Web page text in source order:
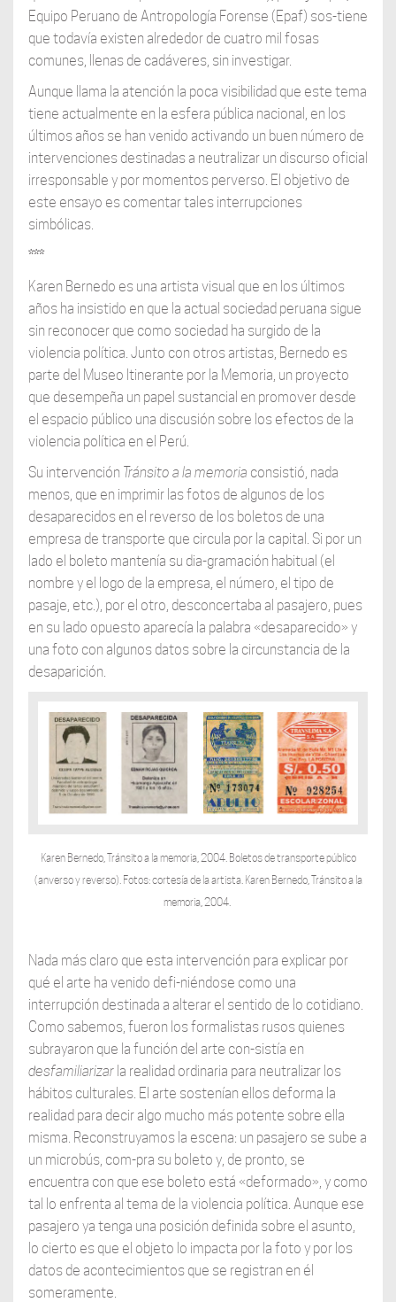
Equipo Peruano de Antropología Forense (Epaf) sos-tiene
que todavía existen alrededor de cuatro mil fosas
comunes, llenas de cadáveres, sin investigar.
Aunque llama la atención la poca visibilidad que este tema
tiene actualmente en la esfera pública nacional, en los
últimos años se han venido activando un buen número de
intervenciones destinadas a neutralizar un discurso oficial
irresponsable y por momentos perverso. El objetivo de
este ensayo es comentar tales interrupciones
simbólicas.
***
Karen Bernedo es una artista visual que en los últimos
años ha insistido en que la actual sociedad peruana sigue
sin reconocer que como sociedad ha surgido de la
violencia política. Junto con otros artistas, Bernedo es
parte del Museo Itinerante por la Memoria, un proyecto
que desempeña un papel sustancial en promover desde
el espacio público una discusión sobre los efectos de la
violencia política en el Perú.
Su intervención Tránsito a la memoria consistió, nada
menos, que en imprimir las fotos de algunos de los
desaparecidos en el reverso de los boletos de una
empresa de transporte que circula por la capital. Si por un
lado el boleto mantenía su dia-gramación habitual (el
nombre y el logo de la empresa, el número, el tipo de
pasaje, etc.), por el otro, desconcertaba al pasajero, pues
en su lado opuesto aparecía la palabra «desaparecido» y
una foto con algunos datos sobre la circunstancia de la
desaparición.
Karen Bernedo, Tránsito a la memoria, 2004. Boletos de transporte público
(anverso y reverso). Fotos: cortesía de la artista. Karen Bernedo, Tránsito a la
memoria, 2004.
Nada más claro que esta intervención para explicar por
qué el arte ha venido defi-niéndose como una
interrupción destinada a alterar el sentido de lo cotidiano.
Como sabemos, fueron los formalistas rusos quienes
subrayaron que la función del arte con-sistía en
desfamiliarizarla realidad ordinaria para neutralizar los
hábitos culturales. El arte sostenían ellos deforma la
realidad para decir algo mucho más potente sobre ella
misma. Reconstruyamos la escena: un pasajero se sube a
un microbús, com-pra su boleto y, de pronto, se
encuentra con que ese boleto está «deformado», y como
tal lo enfrenta al tema de la violencia política. Aunque ese
pasajero ya tenga una posición definida sobre el asunto,
lo cierto es que el objeto lo impacta por la foto y por los
datos de acontecimientos que se registran en él
someramente.